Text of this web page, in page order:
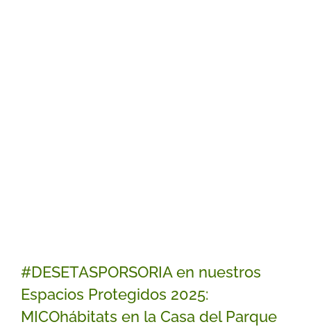
#DESETASPORSORIA en nuestros
Espacios Protegidos 2025:
MICOhábitats en la Casa del Parque